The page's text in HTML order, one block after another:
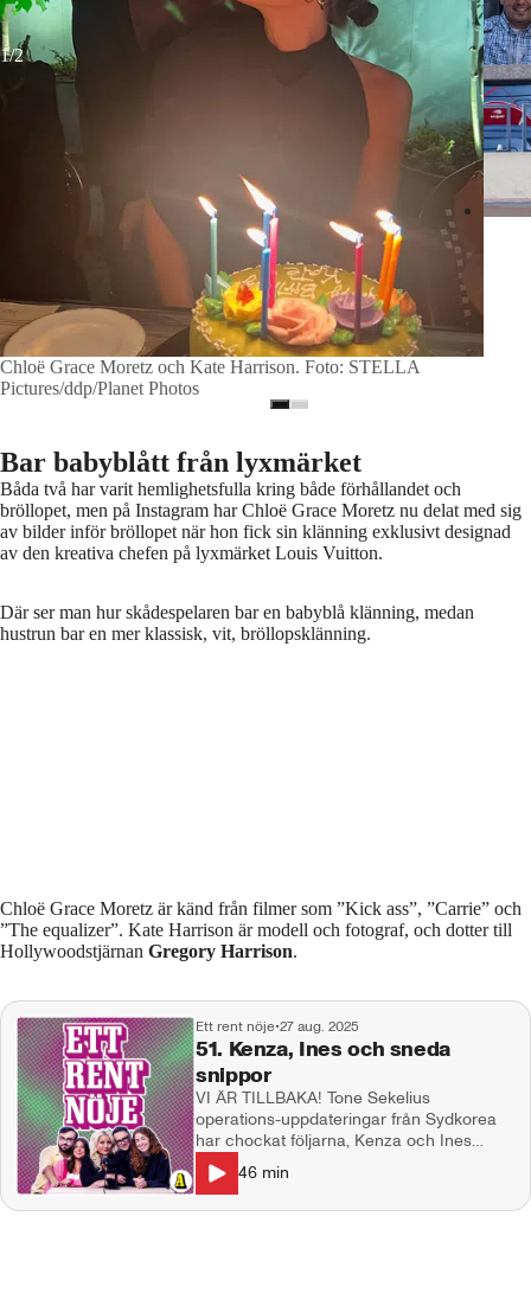
1/2
Chloë Grace Moretz och Kate Harrison. Foto: STELLA
Pictures/ddp/Planet Photos
Bar babyblått från lyxmärket
Båda två har varit hemlighetsfulla kring både förhållandet och
bröllopet, men på Instagram har Chloë Grace Moretz nu delat med sig
av bilder inför bröllopet när hon fick sin klänning exklusivt designad
av den kreativa chefen på lyxmärket Louis Vuitton.
Där ser man hur skådespelaren bar en babyblå klänning, medan
hustrun bar en mer klassisk, vit, bröllopsklänning.
Chloë Grace Moretz är känd från filmer som ”Kick ass”, ”Carrie” och
”The equalizer”. Kate Harrison är modell och fotograf, och dotter till
Hollywoodstjärnan Gregory Harrison.
Ett rent nöje•27 aug. 2025
51. Kenza, Ines och sneda
snippor
VI ÄR TILLBAKA! Tone Sekelius
operations-uppdateringar från Sydkorea
har chockat följarna, Kenza och Ines
normaliserar sneda snippor, en viss kändis
har spårat ur fullkomligt med trenden
46 min